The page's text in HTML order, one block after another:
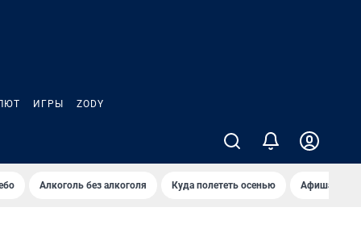
ИГРЫ ZODY
Алкоголь без алкоголя Куда полететь осенью Афиша на